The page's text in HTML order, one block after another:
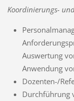
Koordinierungs-
Auswertung
Anwendung
Dozenten-/
Durchführung